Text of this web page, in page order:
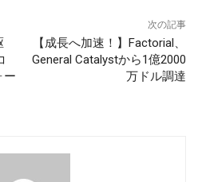
ー
次の記事
【成長へ加速！】Factorial、
General Catalystから1億2000
万ドル調達